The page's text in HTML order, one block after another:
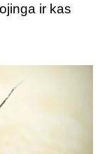
ir kas